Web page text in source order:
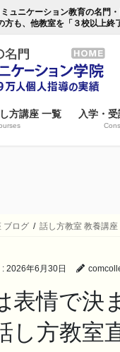
ュニケーション教育の名門
も、他教室を「３校以上
方講座 一覧 入学・
ブログ 話し方教室 教養講座
: 2026年6月30日
表情で
し方教室